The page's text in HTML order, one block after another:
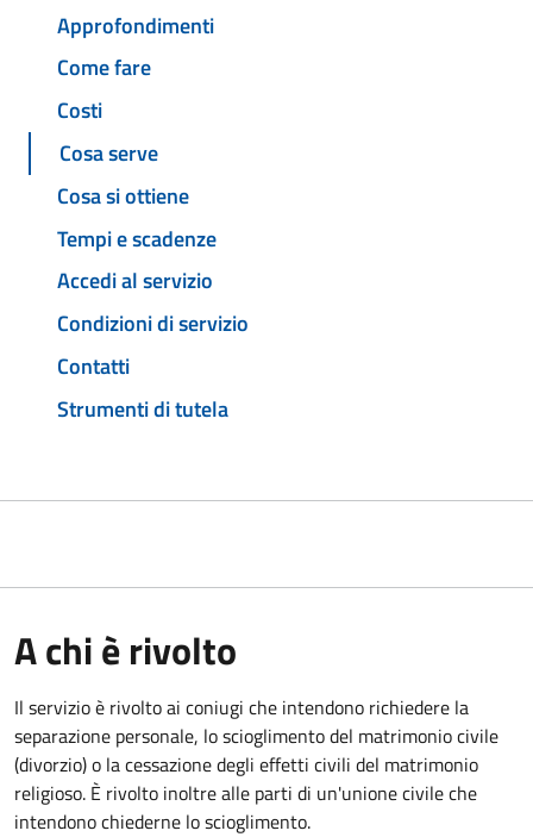
Approfondimenti
Come fare
Costi
Cosa serve
Cosa si ottiene
Tempi e scadenze
Accedi al servizio
Condizioni di servizio
Contatti
Strumenti di tutela
A chi è rivolto
Il servizio è rivolto ai coniugi che intendono richiedere la
separazione personale, lo scioglimento del matrimonio civile
(divorzio) o la cessazione degli effetti civili del matrimonio
religioso. È rivolto inoltre alle parti di un'unione civile che
intendono chiederne lo scioglimento.